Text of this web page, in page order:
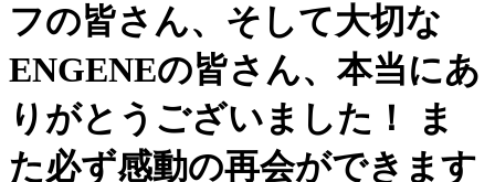
フの皆さん、そして大切な
ENGENEの皆さん、本当にあ
りがとうございました！ ま
た必ず感動の再会ができます